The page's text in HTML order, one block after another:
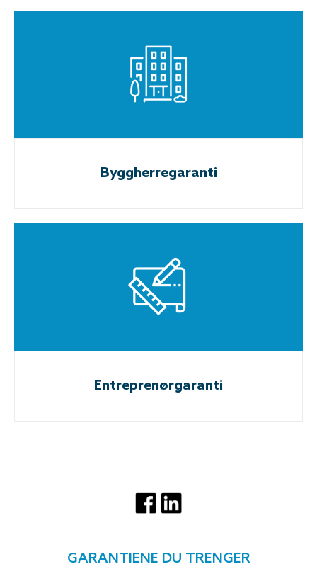
Byggherregaranti
Entreprenørgaranti
GARANTIENE DU TRENGER